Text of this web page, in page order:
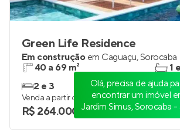
Green Life Residence
Em construção em Caguaçu,Sorocaba
40 a 69 m²
2 e 3
1
1
Venda a partir de
R$ 264.000
Olá, precisa de ajuda
encontrar um imóvel
Jardim Simus, Sorocaba -